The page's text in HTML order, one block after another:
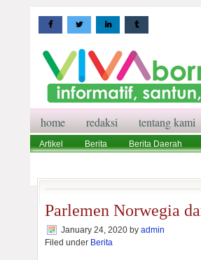
home redaksi tentang kami
Artikel Berita Berita Daerah
Parlemen Norwegia
January 24, 2020 by admin
Filed under Berita